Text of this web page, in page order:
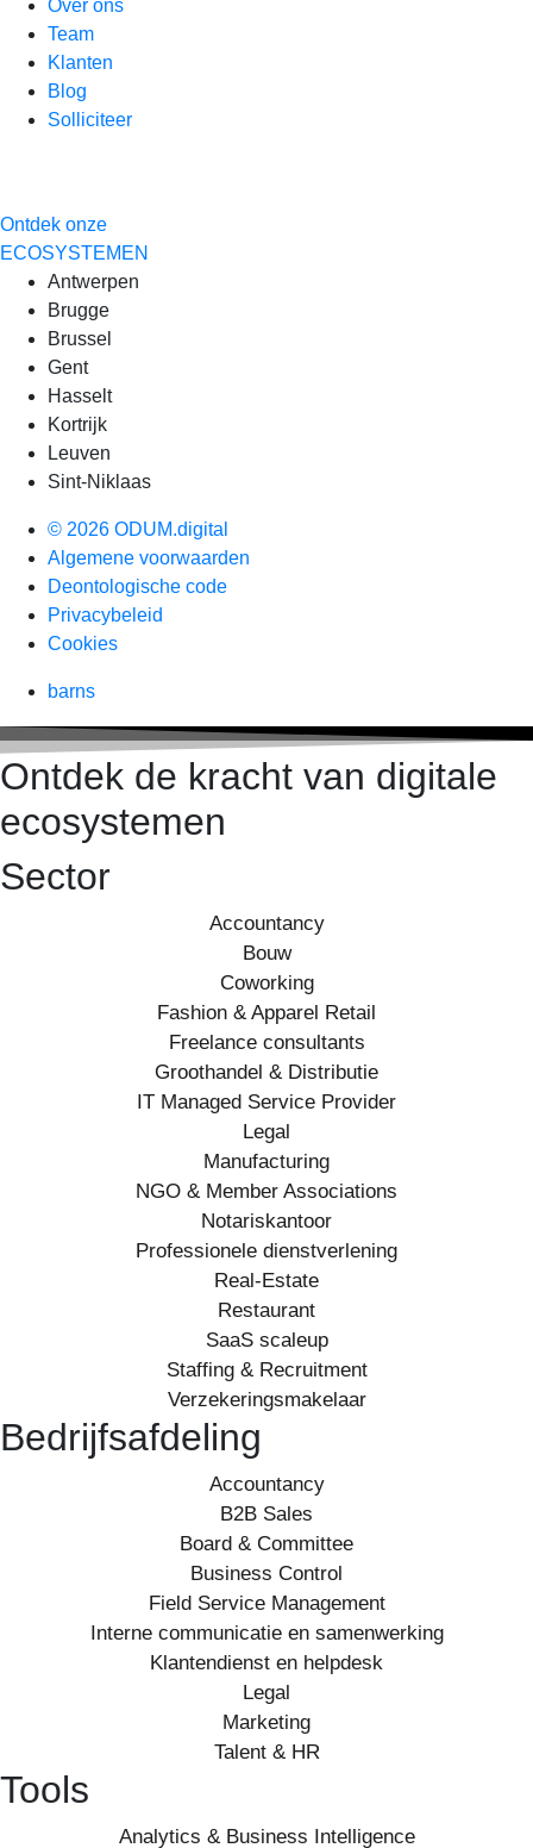
Over ons
Team
Klanten
Blog
Solliciteer
Ontdek onze
ECOSYSTEMEN
Antwerpen
Brugge
Brussel
Gent
Hasselt
Kortrijk
Leuven
Sint-Niklaas
© 2026 ODUM.digital
Algemene voorwaarden
Deontologische code
Privacybeleid
Cookies
barns
Ontdek de kracht van digitale
ecosystemen
Sector
Accountancy
Bouw
Coworking
Fashion & Apparel Retail
Freelance consultants
Groothandel & Distributie
IT Managed Service Provider
Legal
Manufacturing
NGO & Member Associations
Notariskantoor
Professionele dienstverlening
Real-Estate
Restaurant
SaaS scaleup
Staffing & Recruitment
Verzekeringsmakelaar
Bedrijfsafdeling
Accountancy
B2B Sales
Board & Committee
Business Control
Field Service Management
Interne communicatie en samenwerking
Klantendienst en helpdesk
Legal
Marketing
Talent & HR
Tools
Analytics & Business Intelligence